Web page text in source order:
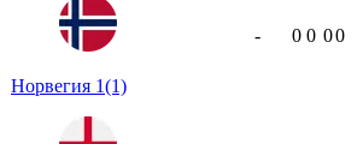
Норвегия 1(1)
- 0 0 00